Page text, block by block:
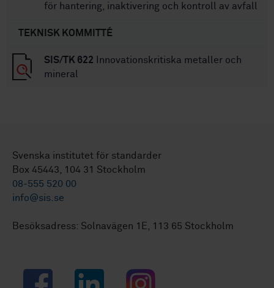
för hantering, inaktivering och kontroll av avfall
TEKNISK KOMMITTÉ
SIS/TK 622 Innovationskritiska metaller och
mineral
Svenska institutet för standarder
Box 45443, 104 31 Stockholm
08-555 520 00
info@sis.se
Besöksadress: Solnavägen 1E, 113 65 Stockholm
Facebook LinkedIn Instagram